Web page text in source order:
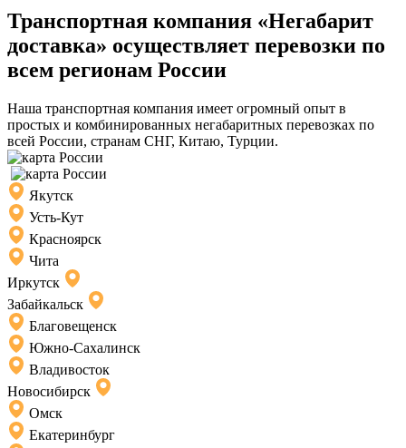
Транспортная компания «Негабарит
доставка» осуществляет перевозки по
всем регионам России
Наша транспортная компания имеет огромный опыт в
простых и комбинированных негабаритных перевозках по
всей России, странам СНГ, Китаю, Турции.
Якутск
Усть-Кут
Красноярск
Чита
Иркутск
Забайкальск
Благовещенск
Южно-Сахалинск
Владивосток
Новосибирск
Омск
Екатеринбург